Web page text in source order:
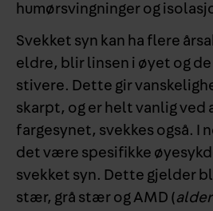
humørsvingninger og
Svekket syn kan ha flere
eldre, blir linsen i øyet og
stivere. Dette gir
skarpt, og er helt vanlig ved
fargesynet, svekkes også. I
det være spesifikke
svekket syn. Dette gjelder
stær, grå stær og AMD (